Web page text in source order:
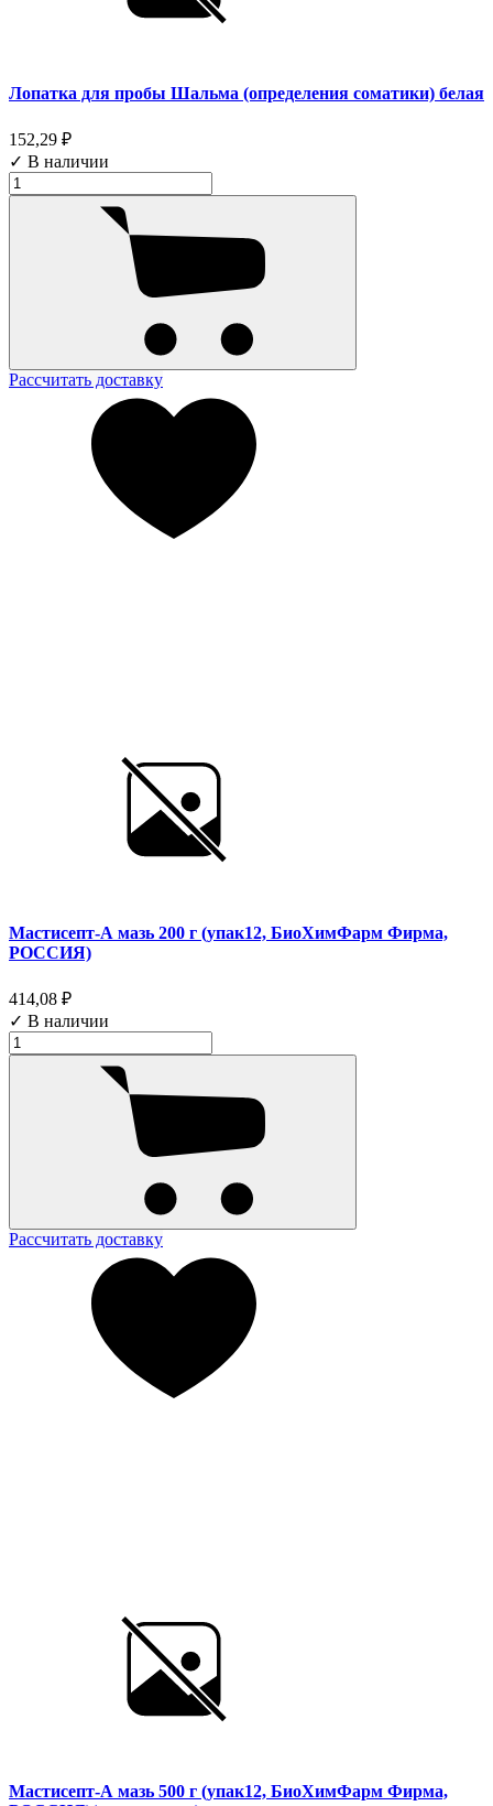
Лопатка для пробы Шальма (определения соматики) белая
152,29 ₽
✓ В наличии
Рассчитать доставку
Мастисепт-А мазь 200 г (упак12, БиоХимФарм Фирма,
РОССИЯ)
414,08 ₽
✓ В наличии
Рассчитать доставку
Мастисепт-А мазь 500 г (упак12, БиоХимФарм Фирма,